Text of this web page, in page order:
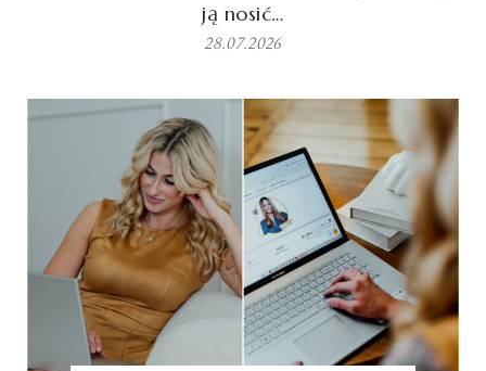
ją nosić…
28.07.2026